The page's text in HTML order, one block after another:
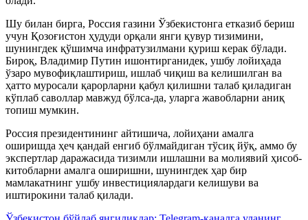
Шу билан бирга, Россия газини Ўзбекистонга етказиб бериш
учун Қозоғистон ҳудуди орқали янги қувур тизимини,
шунингдек қўшимча инфратузилмани қуриш керак бўлади.
Бироқ, Владимир Путин ишонтирганидек, ушбу лойиҳада
ўзаро мувофиқлаштириш, ишлаб чиқиш ва келишилган ва
ҳатто муросали қарорларни қабул қилишни талаб қиладиган
кўплаб саволлар мавжуд бўлса-да, уларга жавобларни аниқ
топиш мумкин.
Россия президентининг айтишича, лойиҳани амалга
оширишда ҳеч қандай енгиб бўлмайдиган тўсиқ йўқ, аммо бу
экспертлар даражасида тизимли ишлашни ва молиявий ҳисоб-
китобларни амалга оширишни, шунингдек ҳар бир
мамлакатнинг ушбу инвестициялардаги келишуви ва
иштирокини талаб қилади.